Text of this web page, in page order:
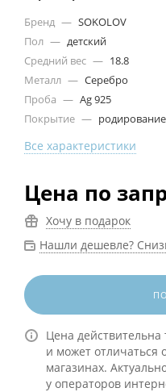
Бренд — SOKOLOV
Пол — детский
Средний вес — 18.8
Металл — Серебро
Проба — Ag 925
Покрытие — родирование
Все характеристики
Цена по
Хочу в подарок
Нашли дешевле?
Цена действительна
и может отличаться
магазинах.
у операторов